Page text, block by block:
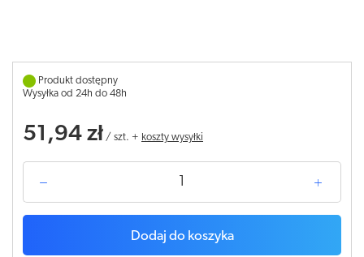
Produkt dostępny
Wysyłka od 24h do 48h
51,94 zł / szt. + koszty wysyłki
Dodaj do koszyka